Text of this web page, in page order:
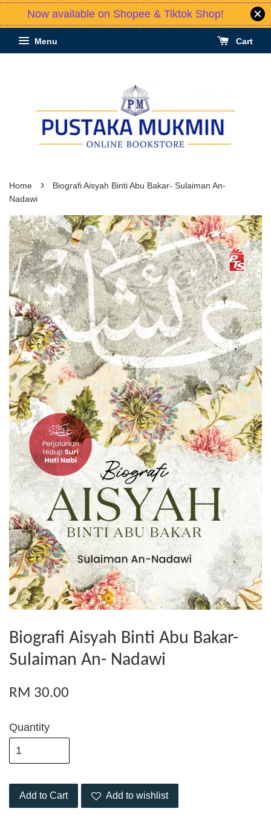
Now available on Shopee & Tiktok Shop!
Menu Cart
Home ›
Biografi Aisyah Binti Abu Bakar- Sulaiman An-
Nadawi
Biografi Aisyah Binti Abu Bakar-
Sulaiman An- Nadawi
RM 30.00
Quantity
Add to Cart Add to wishlist